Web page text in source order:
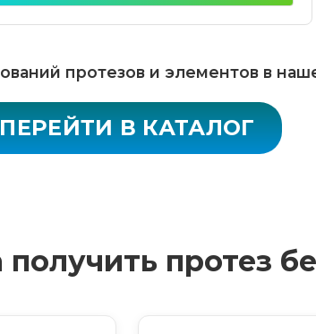
протезов и элементов в
ПЕРЕЙТИ В КАТАЛОГ
протез